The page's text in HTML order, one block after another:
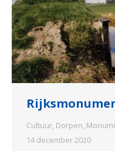
Cultuur, Dorpen,
14 december 2020